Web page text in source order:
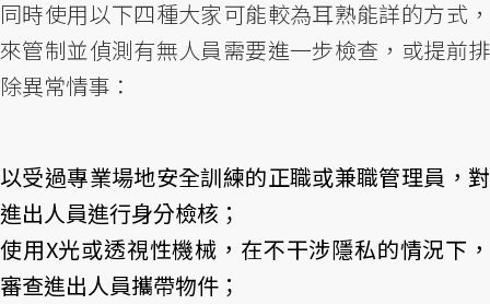
同時使用以下四種大家可能較為耳熟能詳的方式，
來管制並偵測有無人員需要進一步檢查，或提前排
除異常情事：
以受過專業場地安全訓練的正職或兼職管理員，對
進出人員進行身分檢核；
使用X光或透視性機械，在不干涉隱私的情況下，
審查進出人員攜帶物件；